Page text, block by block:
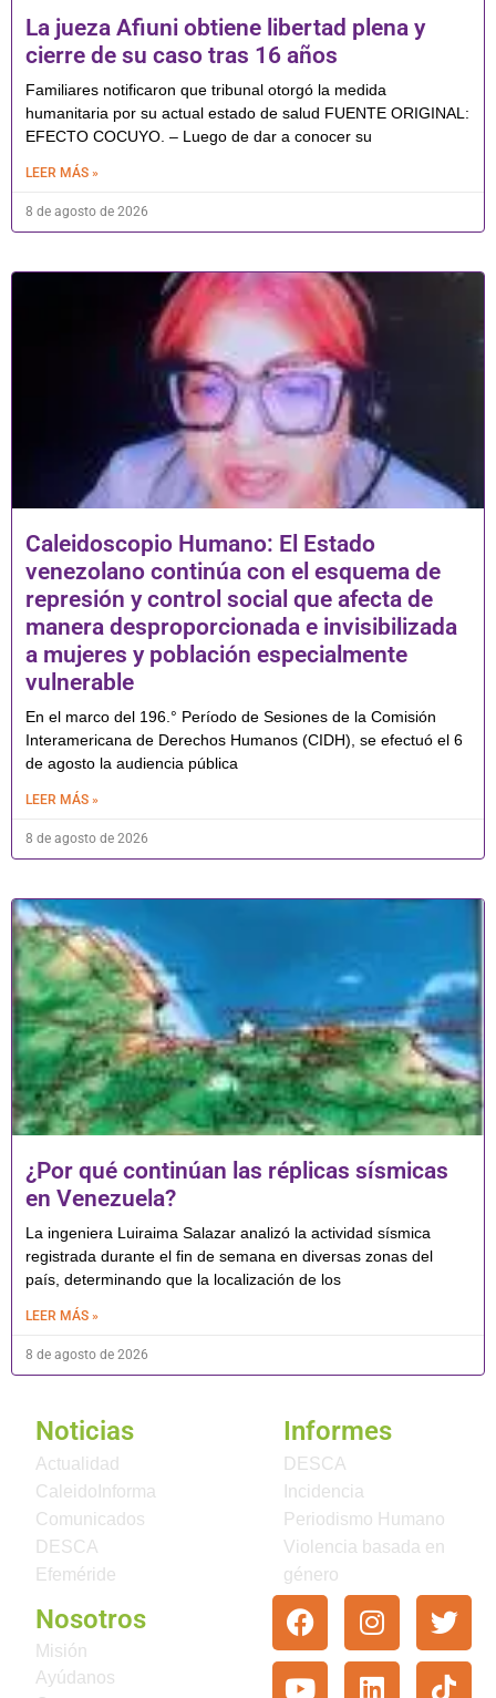
La jueza Afiuni obtiene libertad plena y
cierre de su caso tras 16 años
Familiares notificaron que tribunal otorgó la medida
humanitaria por su actual estado de salud FUENTE ORIGINAL:
EFECTO COCUYO. – Luego de dar a conocer su
LEER MÁS »
8 de agosto de 2026
Caleidoscopio Humano: El Estado
venezolano continúa con el esquema de
represión y control social que afecta de
manera desproporcionada e invisibilizada
a mujeres y población especialmente
vulnerable
En el marco del 196.° Período de Sesiones de la Comisión
Interamericana de Derechos Humanos (CIDH), se efectuó el 6
de agosto la audiencia pública
LEER MÁS »
8 de agosto de 2026
¿Por qué continúan las réplicas sísmicas
en Venezuela?
La ingeniera Luiraima Salazar analizó la actividad sísmica
registrada durante el fin de semana en diversas zonas del
país, determinando que la localización de los
LEER MÁS »
8 de agosto de 2026
Noticias
Actualidad
CaleidoInforma
Comunicados
DESCA
Efeméride
Informes
DESCA
Incidencia
Periodismo Humano
Violencia basada en
género
Nosotros
Misión
Ayúdanos